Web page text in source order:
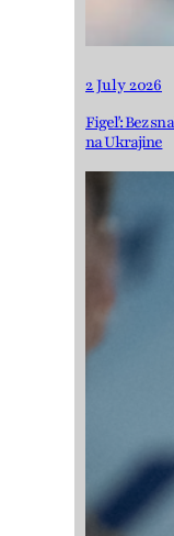
2 July 2026
Figeľ: Bez
na Ukrajine